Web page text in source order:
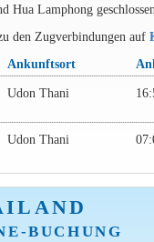
Lamphong
den Zugverbindungen auf
Ankunftsort
Udon Thani
Udon Thani
BUCHUNG